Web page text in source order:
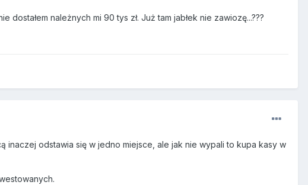
należnych mi 90 tys zł. Już tam jabłek nie zawiozę...???
inaczej odstawia się w jedno miejsce, ale jak nie wypali to kupa kasy w